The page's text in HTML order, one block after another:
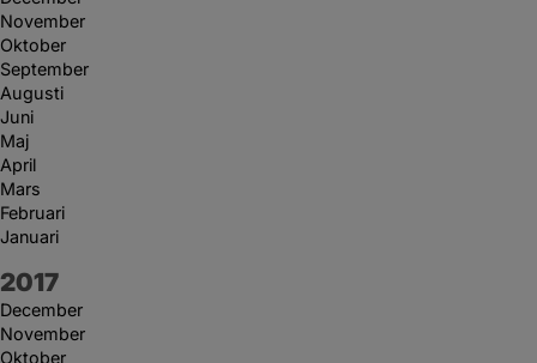
November
Oktober
September
Augusti
Juni
Maj
April
Mars
Februari
Januari
År:
2017
December
November
Oktober